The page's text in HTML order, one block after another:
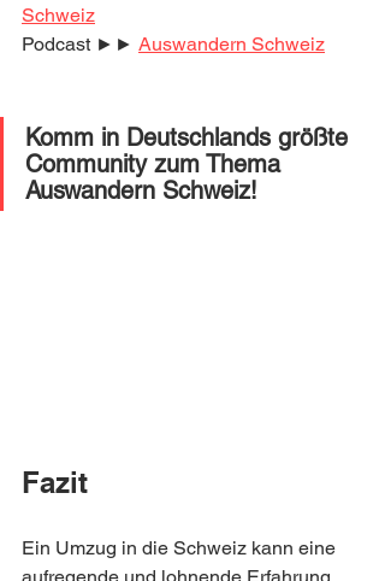
Schweiz
Podcast ►► Auswandern Schweiz
Komm in Deutschlands größte
Community zum Thema
Auswandern Schweiz!
Fazit
Ein Umzug in die Schweiz kann eine